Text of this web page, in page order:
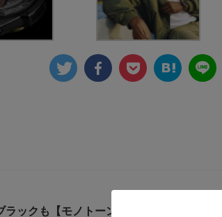
ラックも【モノトーンデザインのカシ